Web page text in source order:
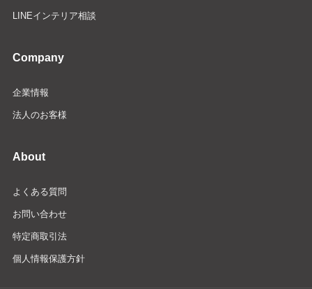
LINEインテリア相談
Company
企業情報
法人のお客様
About
よくある質問
お問い合わせ
特定商取引法
個人情報保護方針